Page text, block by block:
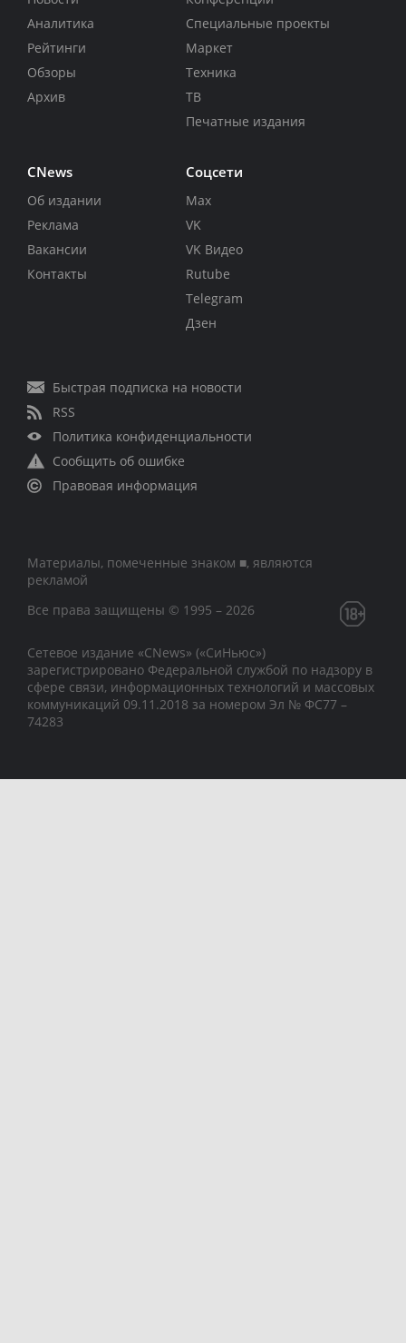
Аналитика
Рейтинги
Обзоры
Архив
Специальные проекты
Маркет
Техника
ТВ
Печатные издания
CNews
Об издании
Реклама
Вакансии
Контакты
Соцсети
Max
VK
VK Видео
Rutube
Telegram
Дзен
Быстрая подписка на новости
RSS
Политика конфиденциальности
Сообщить об ошибке
Правовая информация
Материалы, помеченные знаком ■, являются
рекламой
Все права защищены © 1995 – 2026
Сетевое издание «CNews» («СиНьюс»)
зарегистрировано Федеральной службой по надзору в
сфере связи, информационных технологий и массовых
коммуникаций 09.11.2018 за номером Эл № ФС77 –
74283